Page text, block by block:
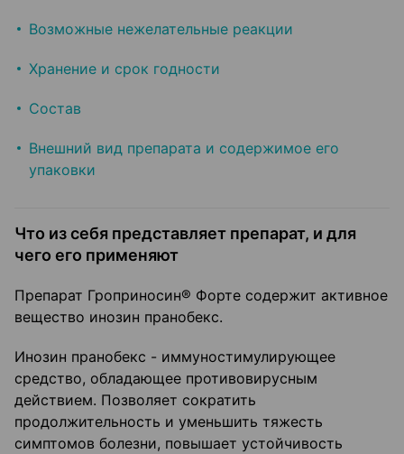
Возможные нежелательные реакции
Хранение и срок годности
Состав
Внешний вид препарата и содержимое его
упаковки
Что из себя представляет препарат, и для
чего его применяют
Препарат Гроприносин® Форте содержит активное
вещество инозин пранобекс.
Инозин пранобекс - иммуностимулирующее
средство, обладающее противовирусным
действием. Позволяет сократить
продолжительность и уменьшить тяжесть
симптомов болезни, повышает устойчивость